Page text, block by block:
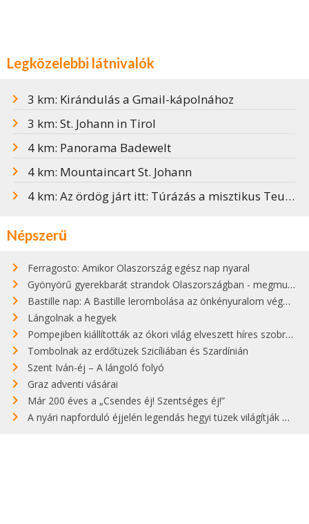
Legközelebbi látnivalók
3 km: Kirándulás a Gmail-kápolnához
3 km: St. Johann in Tirol
4 km: Panorama Badewelt
4 km: Mountaincart St. Johann
4 km: Az ördög járt itt: Túrázás a misztikus Teufelsgasse-ban
Népszerű
Ferragosto: Amikor Olaszország egész nap nyaral
Gyönyörű gyerekbarát strandok Olaszországban - megmutatjuk a 15 legjobbat
Bastille nap: A Bastille lerombolása az önkényuralom végét jelentette
Lángolnak a hegyek
Pompejiben kiállították az ókori világ elveszett híres szobrának másolatát
Tombolnak az erdőtüzek Szicíliában és Szardínián
Szent Iván-éj – A lángoló folyó
Graz adventi vásárai
Már 200 éves a „Csendes éj! Szentséges éj!”
A nyári napforduló éjjelén legendás hegyi tüzek világítják meg Zugspitzét